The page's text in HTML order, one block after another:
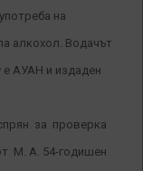
на
алкохол. Водачът
АУАН и издаден
за проверка
М. А. 54-годишен